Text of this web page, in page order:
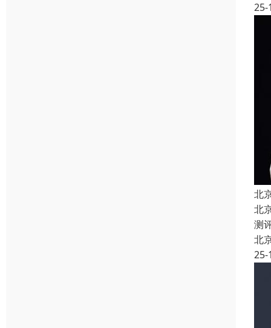
25-
北
北
测
北
25-